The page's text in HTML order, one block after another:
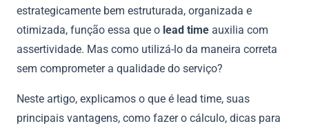
estrategicamente bem estruturada, organizada e
otimizada, função essa que o lead time auxilia com
assertividade. Mas como utilizá-lo da maneira correta
sem comprometer a qualidade do serviço?
Neste artigo, explicamos o que é lead time, suas
principais vantagens, como fazer o cálculo, dicas para